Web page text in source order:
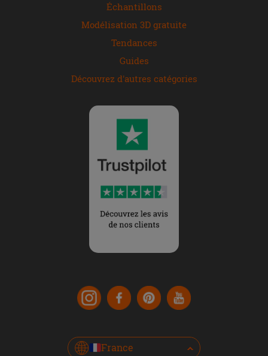
Échantillons
Modélisation 3D gratuite
Tendances
Guides
Découvrez d'autres catégories
France